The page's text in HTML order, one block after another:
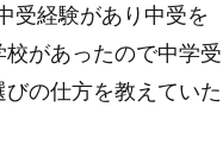
受経験があり中受を
があったので中学受
の仕方を教えていた